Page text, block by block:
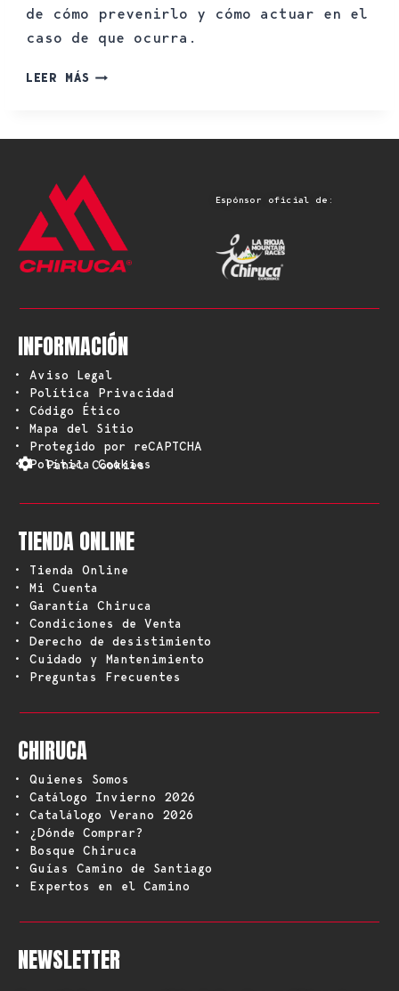
de cómo prevenirlo y cómo actuar en el
caso de que ocurra.
LEER MÁS
Espónsor oficial de:
INFORMACIÓN
• Aviso Legal
• Política Privacidad
• Código Ético
• Mapa del Sitio
• Protegido por reCAPTCHA
• Política Cookies
Panel Cookies
TIENDA ONLINE
• Tienda Online
• Mi Cuenta
• Garantía Chiruca
• Condiciones de Venta
• Derecho de desistimiento
• Cuidado y Mantenimiento
• Preguntas Frecuentes
CHIRUCA
• Quienes Somos
• Catálogo Invierno 2026
• Catalálogo Verano 2026
• ¿Dónde Comprar?
• Bosque Chiruca
• Guías Camino de Santiago
• Expertos en el Camino
NEWSLETTER